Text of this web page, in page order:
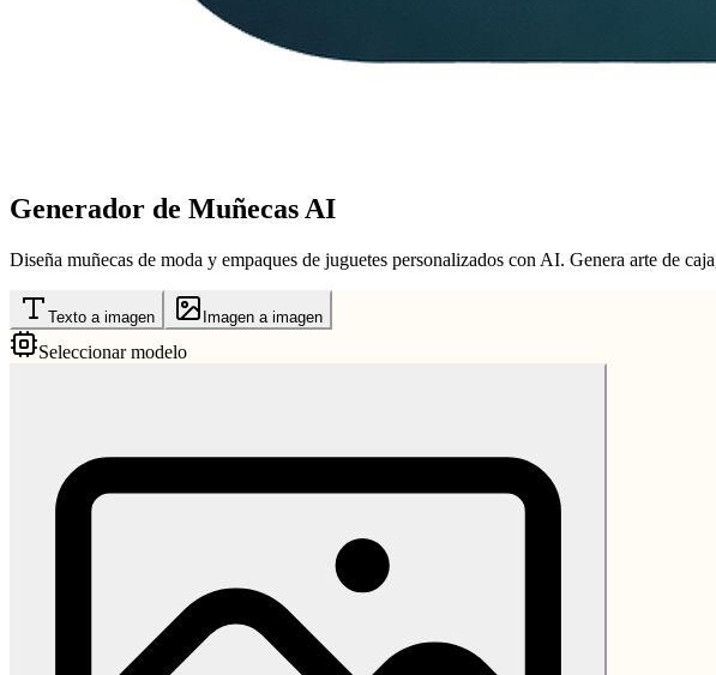
Generador de Muñecas AI
Diseña muñecas de moda y empaques de juguetes personalizados con AI. Genera arte de
Texto a imagen Imagen a imagen
Seleccionar modelo